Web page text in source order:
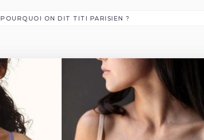
POURQUOI ON DIT TITI PARISIEN ?